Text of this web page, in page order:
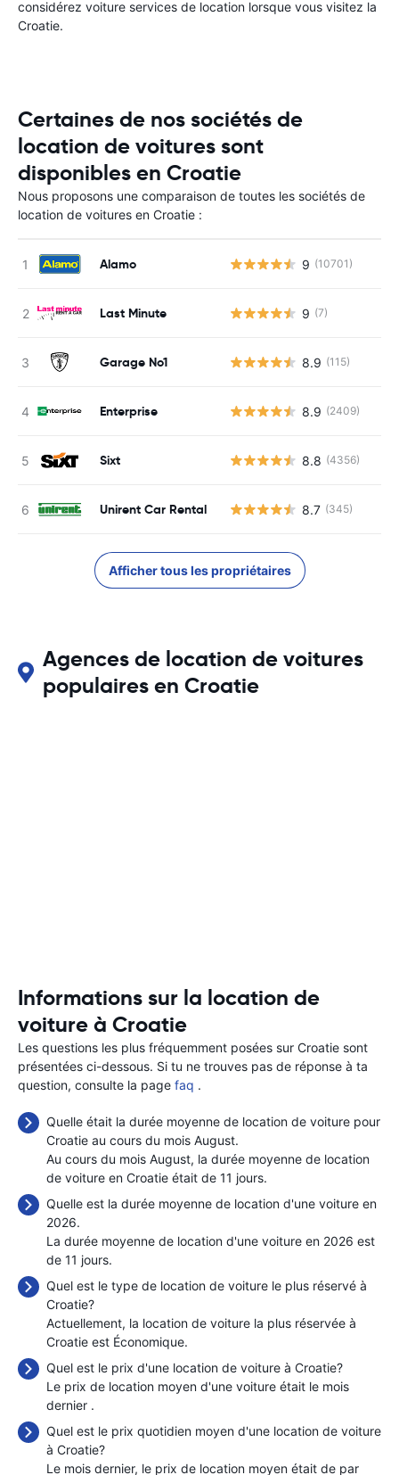
considérez voiture services de location lorsque vous visitez la
Croatie.
Certaines de nos sociétés de
location de voitures sont
disponibles en Croatie
Nous proposons une comparaison de toutes les sociétés de
location de voitures en Croatie :
Alamo 9 (10701)
Last Minute 9 (7)
Garage No1 8.9 (115)
Enterprise 8.9 (2409)
Sixt 8.8 (4356)
Unirent Car Rental 8.7 (345)
Afficher tous les propriétaires
Agences de location de voitures
populaires en Croatie
Informations sur la location de
voiture à Croatie
Les questions les plus fréquemment posées sur Croatie sont
présentées ci-dessous. Si tu ne trouves pas de réponse à ta
question, consulte la page faq .
Quelle était la durée moyenne de location de voiture pour
Croatie au cours du mois August.
Au cours du mois August, la durée moyenne de location
de voiture en Croatie était de 11 jours.
Quelle est la durée moyenne de location d'une voiture en
2026.
La durée moyenne de location d'une voiture en 2026 est
de 11 jours.
Quel est le type de location de voiture le plus réservé à
Croatie?
Actuellement, la location de voiture la plus réservée à
Croatie est Économique.
Quel est le prix d'une location de voiture à Croatie?
Le prix de location moyen d'une voiture était le mois
dernier .
Quel est le prix quotidien moyen d'une location de voiture
à Croatie?
Le mois dernier, le prix de location moyen était de par